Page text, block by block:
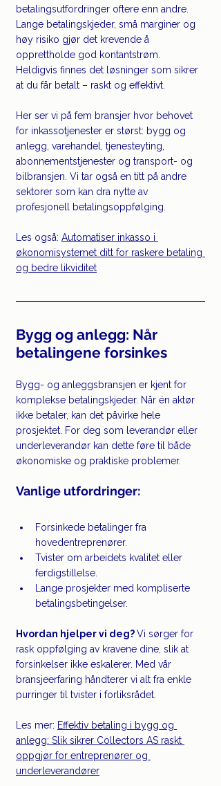
betalingsutfordringer oftere enn andre.
Lange betalingskjeder, små marginer og
høy risiko gjør det krevende å
opprettholde god kontantstrøm.
Heldigvis finnes det løsninger som sikrer
at du får betalt – raskt og effektivt.
Her ser vi på fem bransjer hvor behovet
for inkassotjenester er størst: bygg og
anlegg, varehandel, tjenesteyting,
abonnementstjenester og transport- og
bilbransjen. Vi tar også en titt på andre
sektorer som kan dra nytte av
profesjonell betalingsoppfølging.
Les også: Automatiser inkasso i
økonomisystemet ditt for raskere betaling
og bedre likviditet
Bygg og anlegg: Når
betalingene forsinkes
Bygg- og anleggsbransjen er kjent for
komplekse betalingskjeder. Når én aktør
ikke betaler, kan det påvirke hele
prosjektet. For deg som leverandør eller
underleverandør kan dette føre til både
økonomiske og praktiske problemer.
Vanlige utfordringer:
Forsinkede betalinger fra
hovedentreprenører.
Tvister om arbeidets kvalitet eller
ferdigstillelse.
Lange prosjekter med kompliserte
betalingsbetingelser.
Hvordan hjelper vi deg? Vi sørger for
rask oppfølging av kravene dine, slik at
forsinkelser ikke eskalerer. Med vår
bransjeerfaring håndterer vi alt fra enkle
purringer til tvister i forliksrådet.
Les mer: Effektiv betaling i bygg og
anlegg: Slik sikrer Collectors AS raskt
oppgjør for entreprenører og
underleverandører